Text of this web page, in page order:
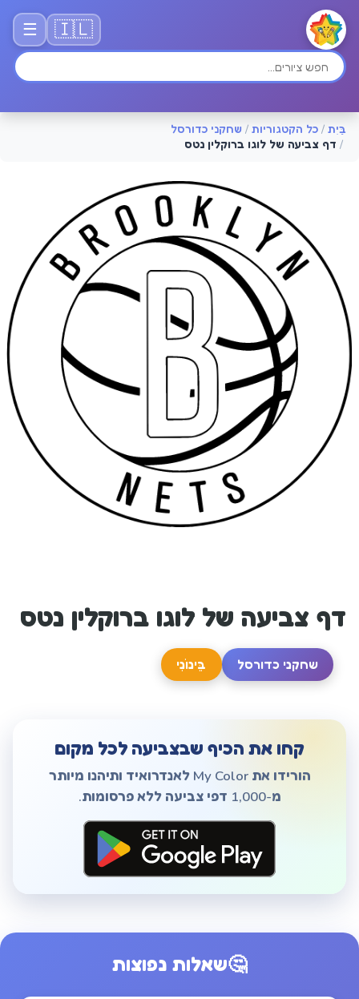
🇮🇱
☰
בַּיִת / כל הקטגוריות / שחקני כדורסל
/ דף צביעה של לוגו ברוקלין נטס
דף צביעה של לוגו ברוקלין נטס
שחקני כדורסל בֵּינוֹנִי
קחו את הכיף שבצביעה לכל מקום
הורידו את My Color לאנדרואיד ותיהנו מיותר
מ-1,000 דפי צביעה ללא פרסומות.
🤔שאלות נפוצות